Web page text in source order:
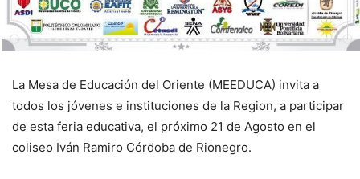
La Mesa de Educación del Oriente (MEEDUCA) invita a
todos los jóvenes e instituciones de la Region, a participar
de esta feria educativa, el próximo 21 de Agosto en el
coliseo Iván Ramiro Córdoba de Rionegro.